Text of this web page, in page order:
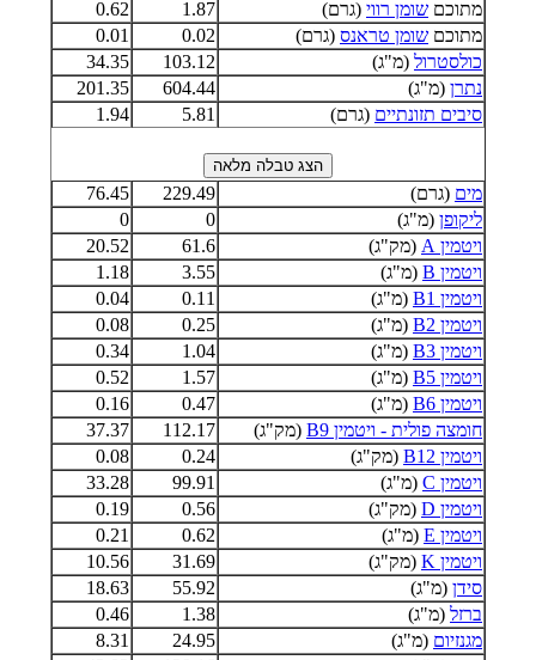
מתוכם שומן רווי (גרם) 1.87
0.62
מתוכם שומן טראנס (גרם) 0.02
0.01
כולסטרול (מ"ג) 103.12
34.35
נתרן (מ"ג) 604.44
201.35
סיבים תזונתיים (גרם) 5.81
1.94
מים (גרם) 229.49
76.45
ליקופן (מ"ג) 0
0
ויטמין A
(מק"ג) 61.6
20.52
ויטמין B
(מ"ג) 3.55
1.18
ויטמין B1
(מ"ג) 0.11
0.04
ויטמין B2
(מ"ג) 0.25
0.08
ויטמין B3
(מ"ג) 1.04
0.34
ויטמין B5
(מ"ג) 1.57
0.52
ויטמין B6
(מ"ג) 0.47
0.16
חומצה פולית - ויטמין B9
(מק"ג) 112.17
37.37
ויטמין B12
(מק"ג) 0.24
0.08
ויטמין C
(מ"ג) 99.91
33.28
ויטמין D
(מק"ג) 0.56
0.19
ויטמין E
(מ"ג) 0.62
0.21
ויטמין K
(מק"ג) 31.69
10.56
סידן (מ"ג) 55.92
18.63
ברזל (מ"ג) 1.38
0.46
מגנזיום (מ"ג) 24.95
8.31